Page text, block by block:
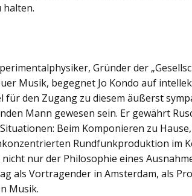
halten.
Gründer der
Musik, begegnet Jo Kondo auf
für den Zugang zu diesem äußerst
Mann gewesen sein. Er gewährt
Beim Komponieren zu
Rundfunkproduktion im
nur der Philosophie eines
als Vortragender in Amsterdam, als
Musik.